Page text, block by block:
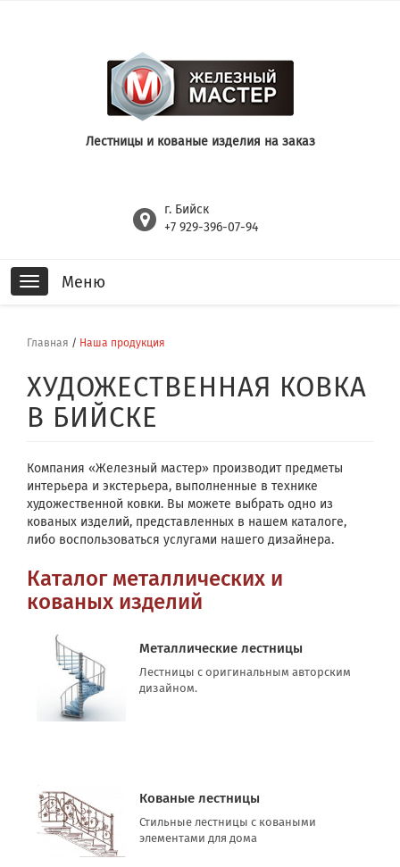
Лестницы и кованые изделия на заказ
г. Бийск
+7 929-396-07-94
Toggle
navigation
Меню
Главная / Наша продукция
ХУДОЖЕСТВЕННАЯ КОВКА
В БИЙСКЕ
Компания «Железный мастер» производит предметы
интерьера и экстерьера, выполненные в технике
художественной ковки. Вы можете выбрать одно из
кованых изделий, представленных в нашем каталоге,
либо воспользоваться услугами нашего дизайнера.
Каталог металлических и
кованых изделий
Металлические лестницы
Лестницы с оригинальным авторским
дизайном.
Кованые лестницы
Стильные лестницы с коваными
элементами для дома